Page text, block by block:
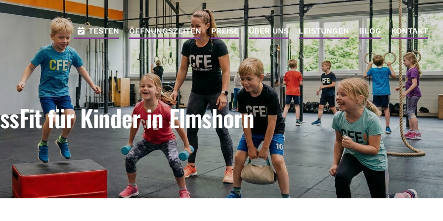
TESTEN ÖFFNUNGSZEITEN PREISE ÜBER UNS LEISTUNGEN BLOG KONTAKT
für Kinder in Elmshorn